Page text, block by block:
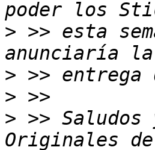
> >> esta
>
>
> >>